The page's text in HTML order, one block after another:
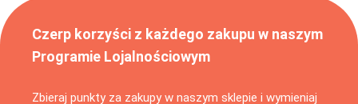
Czerp korzyści z każdego zakupu w naszym
Programie Lojalnościowym
Zbieraj punkty za zakupy w naszym sklepie i wymieniaj